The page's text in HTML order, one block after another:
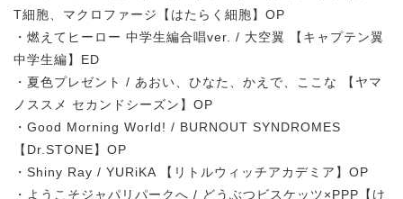
T細胞、マクロファージ【はたらく細胞】OP
・燃えてヒーロー 中学生編合唱ver. / 大空翼 【キャプテン翼
中学生編】ED
・夏色プレゼント / あおい、ひなた、かえで、ここな 【ヤマ
ノススメ セカンドシーズン】OP
・Good Morning World! / BURNOUT SYNDROMES
【Dr.STONE】OP
・Shiny Ray / YURiKA 【リトルウィッチアカデミア】OP
・ようこそジャパリパークへ / どうぶつビスケッツ×PPP【け